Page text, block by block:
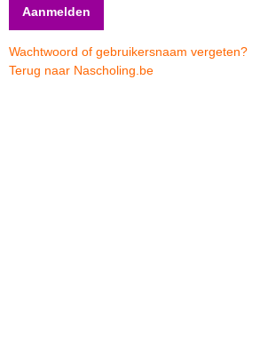
Wachtwoord of gebruikersnaam vergeten?
Terug naar Nascholing.be